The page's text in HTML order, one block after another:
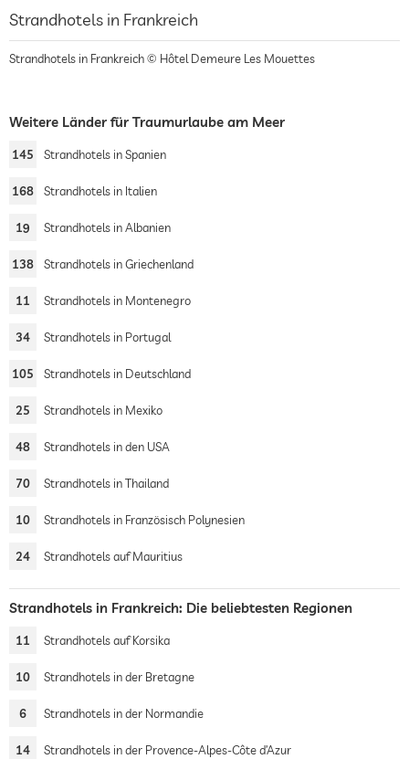
Strandhotels in Frankreich
Strandhotels in Frankreich © Hôtel Demeure Les Mouettes
Weitere Länder für Traumurlaube am Meer
145 Strandhotels in Spanien
168 Strandhotels in Italien
19 Strandhotels in Albanien
138 Strandhotels in Griechenland
11 Strandhotels in Montenegro
34 Strandhotels in Portugal
105 Strandhotels in Deutschland
25 Strandhotels in Mexiko
48 Strandhotels in den USA
70 Strandhotels in Thailand
10 Strandhotels in Französisch Polynesien
24 Strandhotels auf Mauritius
Strandhotels in Frankreich: Die beliebtesten Regionen
11 Strandhotels auf Korsika
10 Strandhotels in der Bretagne
6 Strandhotels in der Normandie
14 Strandhotels in der Provence-Alpes-Côte d’Azur